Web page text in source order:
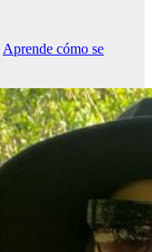
Aprende cómo se